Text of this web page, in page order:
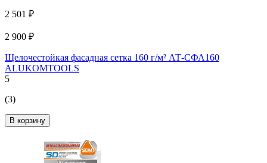
2 501 ₽
2 900 ₽
Щелочестойкая фасадная сетка 160 г/м² АТ-СФА160
ALUKOMTOOLS
5
(3)
В корзину